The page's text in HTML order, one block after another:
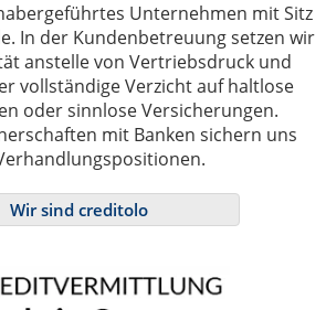
Unternehmen mit Sitz
In der Kundenbetreuung setzen wir
anstelle von Vertriebsdruck und
vollständige Verzicht auf haltlose
oder sinnlose Versicherungen.
mit Banken sichern uns
Wir sind creditolo